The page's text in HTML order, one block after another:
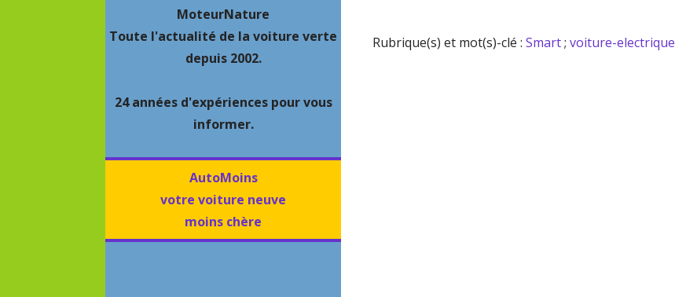
MoteurNature
Toute l'actualité de la voiture verte
depuis 2002.
24 années d'expériences pour vous
informer.
AutoMoins
votre voiture neuve
moins chère
Rubrique(s) et mot(s)-clé :Smart;voiture-electrique